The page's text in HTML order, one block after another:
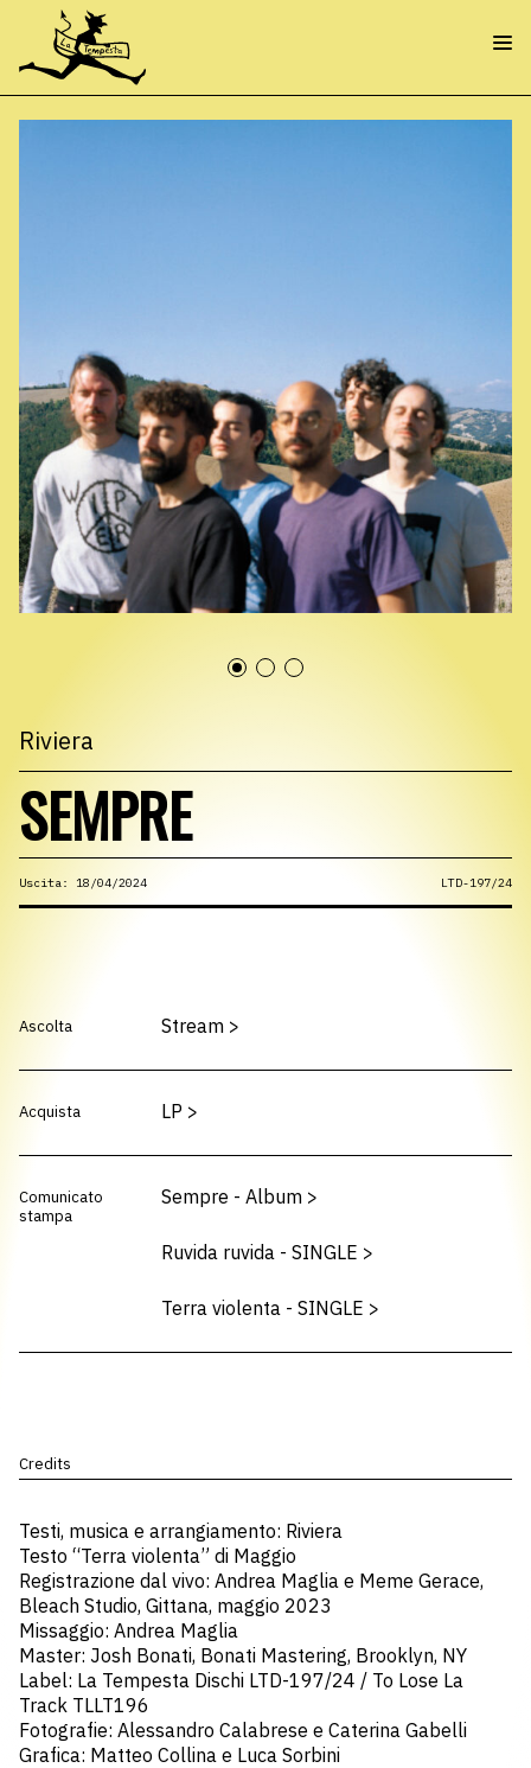
Riviera
SEMPRE
Uscita: 18/04/2024 LTD-197/24
Ascolta Stream >
Acquista LP >
Comunicato
stampa
Sempre - Album >
Ruvida ruvida - SINGLE >
Terra violenta - SINGLE >
Credits
Testi, musica e arrangiamento: Riviera
Testo “Terra violenta” di Maggio
Registrazione dal vivo: Andrea Maglia e Meme Gerace,
Bleach Studio, Gittana, maggio 2023
Missaggio: Andrea Maglia
Master: Josh Bonati, Bonati Mastering, Brooklyn, NY
Label: La Tempesta Dischi LTD-197/24 / To Lose La
Track TLLT196
Fotografie: Alessandro Calabrese e Caterina Gabelli
Grafica: Matteo Collina e Luca Sorbini